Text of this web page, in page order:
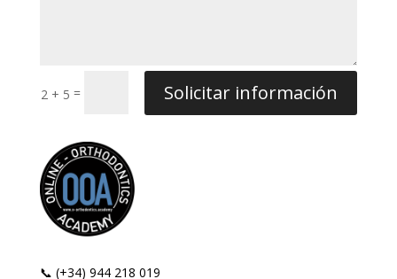
2 + 5 = Solicitar información
📞 (+34) 944 218 019